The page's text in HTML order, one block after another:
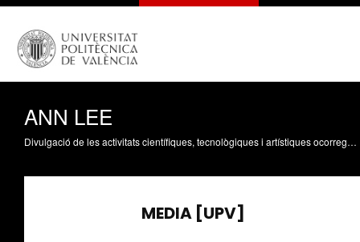
ANN LEE
Divulgació de les activitats científiques, tecnològiques i artístiques ocorregudes en els tres campus de la UPV